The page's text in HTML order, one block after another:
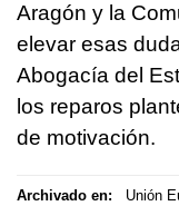
Aragón y la
elevar esas
Abogacía del
los reparos
de motivación.
Archivado en: Unión